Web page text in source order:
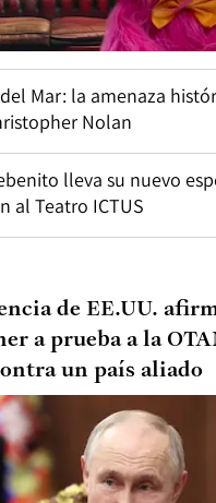
Mar: la amenaza
Nolan
lleva su nuevo
al Teatro ICTUS
de EE.UU.
a prueba a la
un país aliado